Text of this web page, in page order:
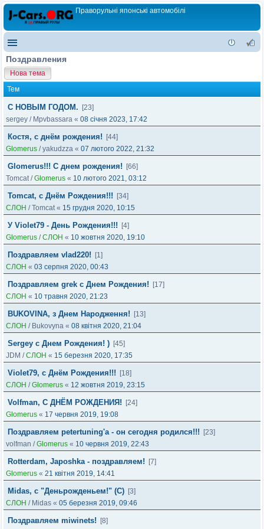
Праворульні японські автомобілі
Поздравления
Нова тема
Тем
С НОВЫМ ГОДОМ.
[23]
sergey / Mpvbassara « 08 січня 2023, 17:42
Костя, с днём рождения!
[44]
Glomerus /yakudzza « 07 лютого 2022, 21:32
Glomerus!!! C днем рождения!
[66]
Tomcat/Glomerus « 10 лютого 2021, 03:12
Tomcat, с Днём Рождения!!!
[34]
СЛОН /Tomcat« 15 грудня 2020, 10:15
У Violet79 - День Рождения!!!
[4]
Glomerus /СЛОН « 10 жовтня 2020, 19:10
Поздравляем vlad220!
[1]
СЛОН « 03 серпня 2020, 00:43
Поздравляем grek с Днем Рождения!
[17]
СЛОН « 10 травня 2020, 21:23
BUKOVINA, з Днем Народження!
[13]
СЛОН / Bukovyna « 08 квітня 2020, 21:04
Sergey с Днем Рождения! ) [45]
JDM /СЛОН « 15 березня 2020, 17:35
Violet79, с Днём Рождения!!!
[18]
СЛОН /Glomerus « 12 жовтня 2019, 23:15
Volfman, С ДНЁМ РОЖДЕНИЯ!
[24]
Glomerus « 17 червня 2019, 19:08
Поздравляем petertuning'а - он сегодня родился!!!
[23]
volfman /Glomerus « 10 червня 2019, 22:43
Rotterdam, Japoshka - поздравляем!
[7]
Glomerus « 21 квітня 2019, 14:41
Midas, c "Деньрожденьем!" (С) [3]
СЛОН / Midas « 05 березня 2019, 09:46
Поздравляем miwinets!
[8]